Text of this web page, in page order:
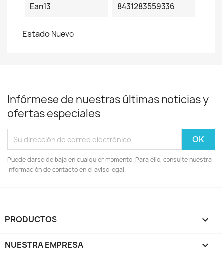
Ean13 8431283559336
EstadoNuevo
Infórmese de nuestras últimas noticias y
ofertas especiales
Puede darse de baja en cualquier momento. Para ello, consulte nuestra
información de contacto en el aviso legal.
PRODUCTOS 
NUESTRA EMPRESA 